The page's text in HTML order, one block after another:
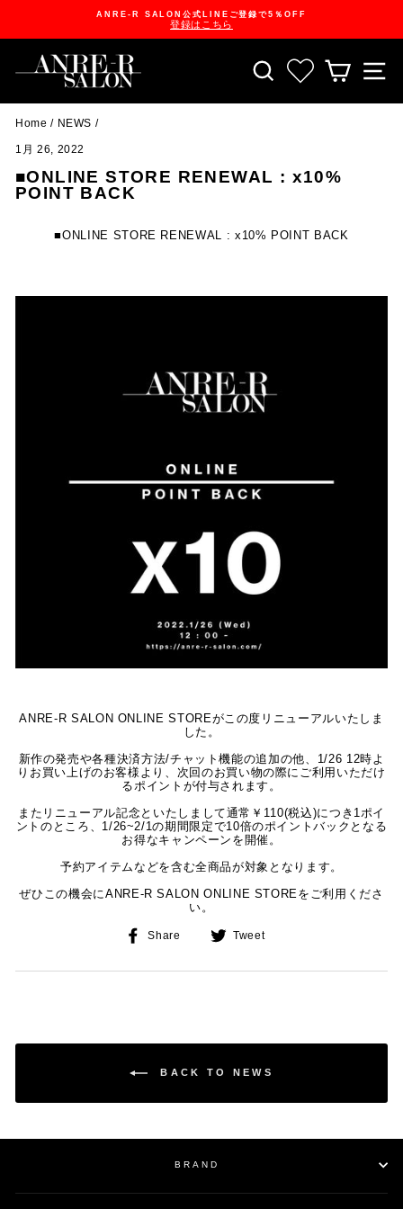
ANRE-R SALON公式LINEご登録で5％OFF
登録はこちら
SEARCHお気に入り一
CART
Home / NEWS /
1月 26, 2022
■ONLINE STORE RENEWAL : x10%
POINT BACK
■ONLINE STORE RENEWAL : x10% POINT BACK
ANRE-R SALON ONLINE STOREがこの度リニューアルいたしま
した。
新作の発売や各種決済方法/チャット機能の追加の他、1/26 12時よ
りお買い上げのお客様より、次回のお買い物の際にご利用いただけ
るポイントが付与されます。
またリニューアル記念といたしまして通常￥110(税込)につき1ポイ
ントのところ、1/26~2/1の期間限定で10倍のポイントバックとなる
お得なキャンペーンを開催。
予約アイテムなどを含む全商品が対象となります。
ぜひこの機会にANRE-R SALON ONLINE STOREをご利用くださ
い。
Share
Share Tweet
BACK TO NEWS
BRAND